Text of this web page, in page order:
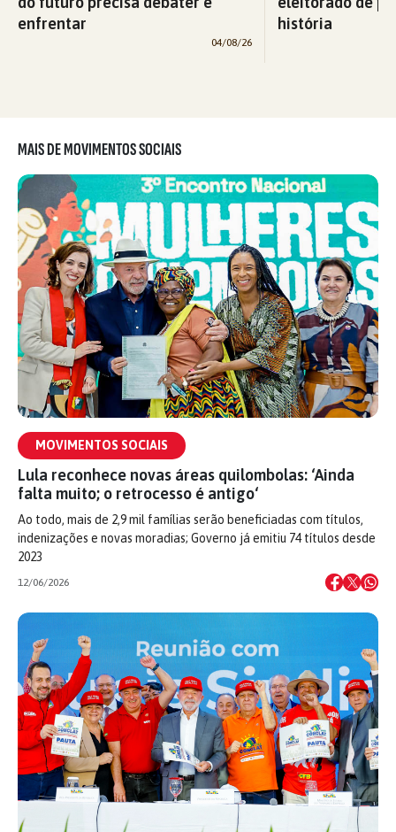
enfrentar
04/08/26
história
MAIS DE MOVIMENTOS SOCIAIS
MOVIMENTOS SOCIAIS
Lula reconhece novas áreas quilombolas: ‘Ainda
falta muito; o retrocesso é antigo‘
Ao todo, mais de 2,9 mil famílias serão beneficiadas com títulos,
indenizações e novas moradias; Governo já emitiu 74 títulos desde
2023
12/06/2026